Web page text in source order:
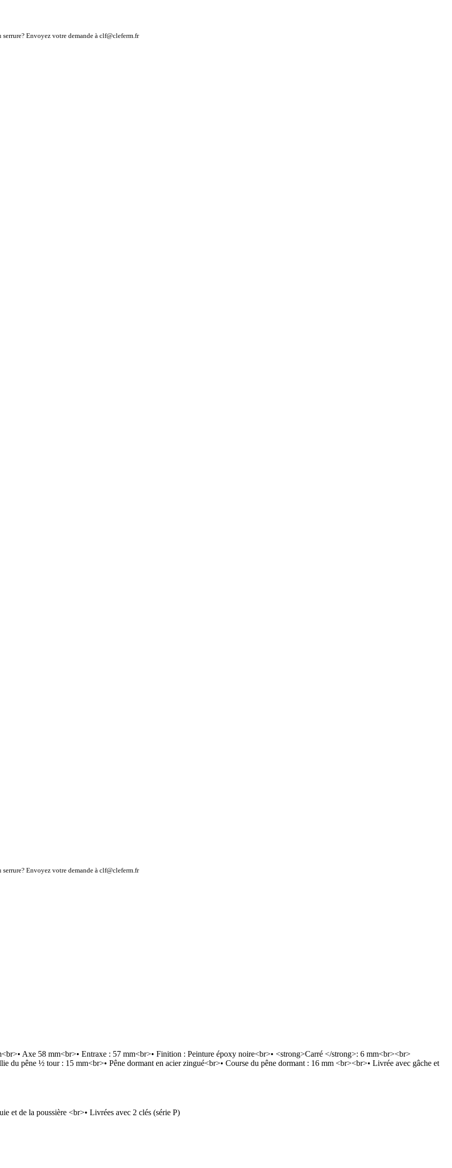
Envoyez votre demande à clf@cleferm.fr
Envoyez votre demande à clf@cleferm.fr
Axe 58 mm<br>• Entraxe : 57 mm<br>• Finition : Peinture époxy noire<br>• <strong>Carré </strong>: 6 mm<br><br>
du pêne ½ tour : 15 mm<br>• Pêne dormant en acier zingué<br>• Course du pêne dormant : 16 mm <br><br>• Livrée avec gâche et
et de la poussière <br>• Livrées avec 2 clés (série P)